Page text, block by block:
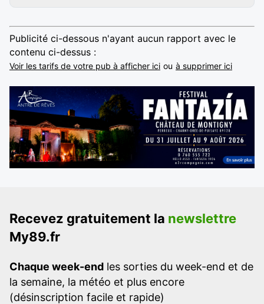
Publicité ci-dessous n'ayant aucun rapport avec le
contenu ci-dessus :
Voir les tarifs de votre pub à afficher ici ou à supprimer ici
Recevez gratuitement la newslettre
My89.fr
Chaque week-end les sorties du week-end et de
la semaine, la météo et plus encore
(désinscription facile et rapide)